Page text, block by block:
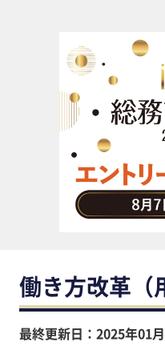
社外・社内広報
社外・社内コミュニケー
FM・オフィス移転
テクノロジー活用・DX
助成金・補助金・コスト
アウトソーシング・BPO
働き方改革（
最終更新日：2025年01